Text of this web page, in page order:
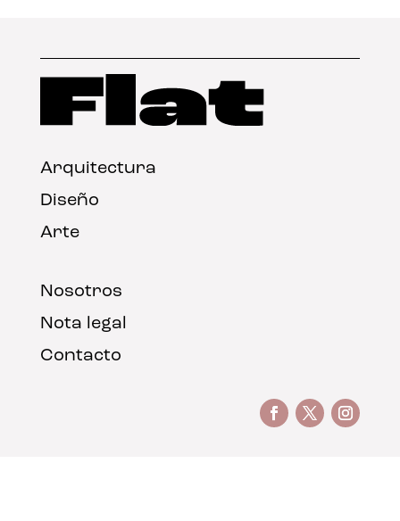
Arquitectura
Diseño
Arte
Nosotros
Nota legal
Contacto